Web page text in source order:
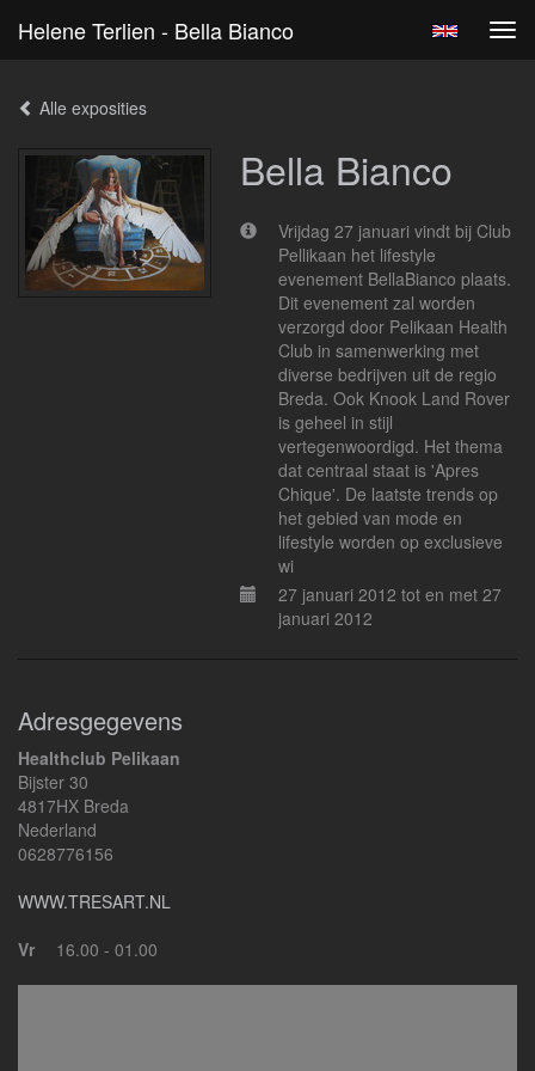
Helene Terlien - Bella Bianco
Alle exposities
Bella Bianco
Vrijdag 27 januari vindt bij Club
Pellikaan het lifestyle
evenement BellaBianco plaats.
Dit evenement zal worden
verzorgd door Pelikaan Health
Club in samenwerking met
diverse bedrijven uit de regio
Breda. Ook Knook Land Rover
is geheel in stijl
vertegenwoordigd. Het thema
dat centraal staat is 'Apres
Chique'. De laatste trends op
het gebied van mode en
lifestyle worden op exclusieve
wi
27 januari 2012 tot en met 27
januari 2012
Adresgegevens
Healthclub Pelikaan
Bijster 30
4817HX Breda
Nederland
0628776156
WWW.TRESART.NL
Vr
16.00 - 01.00